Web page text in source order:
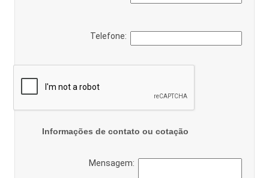
Telefone:
Informações de contato ou cotação
Mensagem: